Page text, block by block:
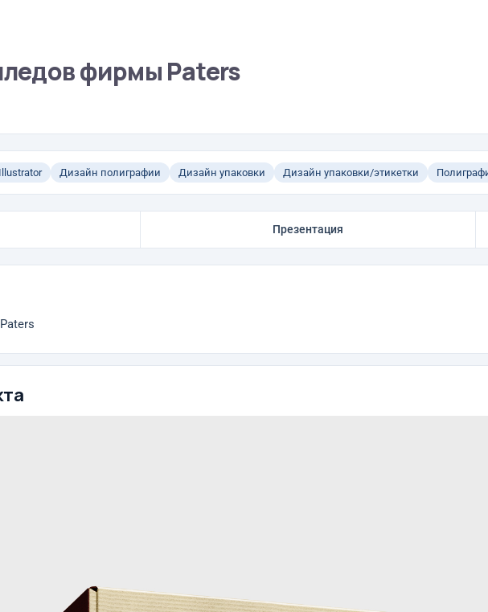
фирмы Paters
Дизайн полиграфии Дизайн упаковки Дизайн упаковки/этикетки
Презентация